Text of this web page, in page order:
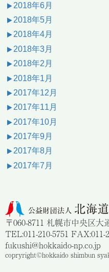
2018年6月
2018年5月
2018年4月
2018年3月
2018年2月
2018年1月
2017年12月
2017年11月
2017年10月
2017年9月
2017年8月
2017年7月
〒060-8711 札幌市中央区大
TEL:011-210-5751 FAX:011-
fukushi@hokkaido-np.co.jp
copryright©hokkaido shimbun